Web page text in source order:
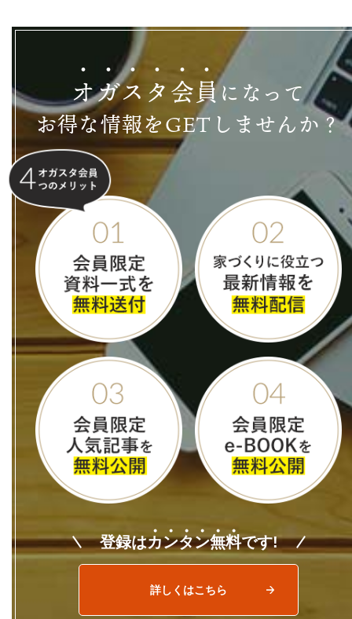
オガス タ会員になって
お得な情報をGETしませんか？
登録はカンタン無料です!
詳しくはこちら